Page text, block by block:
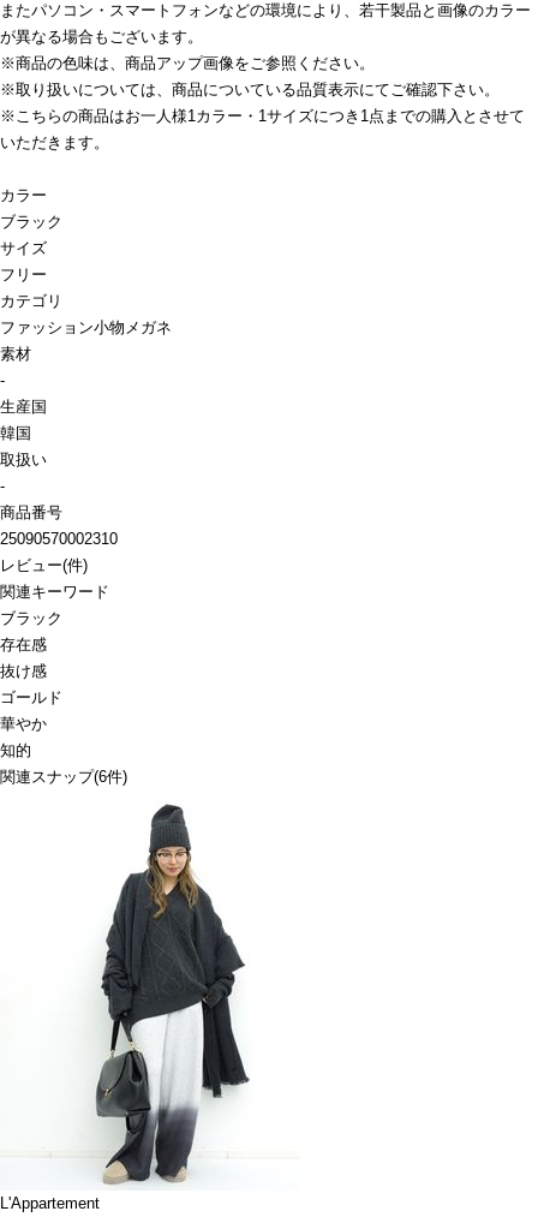
またパソコン・スマートフォンなどの環境により、若干製品と画像のカラー
が異なる場合もございます。
※商品の色味は、商品アップ画像をご参照ください。
※取り扱いについては、商品についている品質表示にてご確認下さい。
※こちらの商品はお一人様1カラー・1サイズにつき1点までの購入とさせて
いただきます。
カラー
ブラック
サイズ
フリー
カテゴリ
ファッション小物 メガネ
素材
-
生産国
韓国
取扱い
-
商品番号
25090570002310
レビュー(件)
関連キーワード
ブラック
存在感
抜け感
ゴールド
華やか
知的
関連スナップ(6件)
L'Appartement